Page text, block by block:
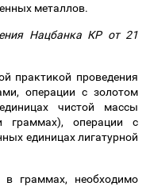
металлов.
Нацбанка КР от 21
практикой проведения
операции с золотом
чистой массы
граммах), операции с
единицах лигатурной
граммах, необходимо